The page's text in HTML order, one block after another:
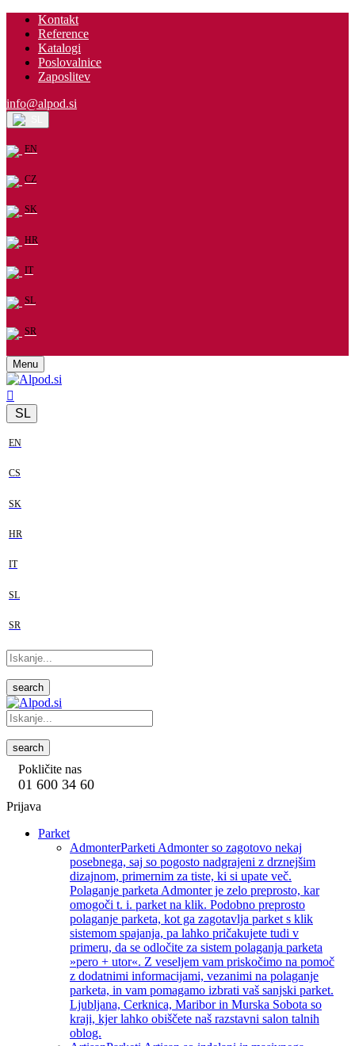
Kontakt
Reference
Katalogi
Poslovalnice
Zaposlitev
info@alpod.si
EN
CZ
SK
HR
IT
SL
SR
Menu
SL
EN
CS
SK
HR
IT
SL
SR
search
search
Pokličite nas
01 600 34 60
Prijava
Parket
AdmonterParketi Admonter so zagotovo nekaj
posebnega, saj so pogosto nadgrajeni z drznejšim
dizajnom, primernim za tiste, ki si upate več.
Polaganje parketa Admonter je zelo preprosto, kar
omogoči t. i. parket na klik. Podobno preprosto
polaganje parketa, kot ga zagotavlja parket s klik
sistemom spajanja, pa lahko pričakujete tudi v
primeru, da se odločite za sistem polaganja parketa
»pero + utor«. Z veseljem vam priskočimo na pomoč
z dodatnimi informacijami, vezanimi na polaganje
parketa, in vam pomagamo izbrati vaš sanjski parket.
Ljubljana, Cerknica, Maribor in Murska Sobota so
kraji, kjer lahko obiščete naš razstavni salon talnih
oblog.